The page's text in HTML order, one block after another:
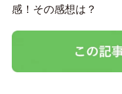
感！その感想は？